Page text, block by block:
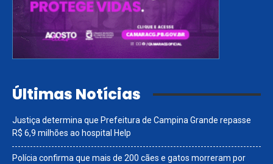
Últimas Notícias
Justiça determina que Prefeitura de Campina Grande repasse
R$ 6,9 milhões ao hospital Help
Polícia confirma que mais de 200 cães e gatos morreram por